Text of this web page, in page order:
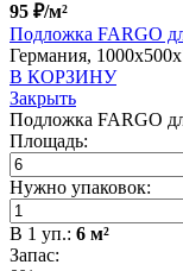
95 ₽/м²
Подложка FARGO
Германия,
В КОРЗИНУ
Закрыть
Подложка FARGO
Площадь:
Нужно упаковок:
В 1 уп.: 6 м²
Запас: